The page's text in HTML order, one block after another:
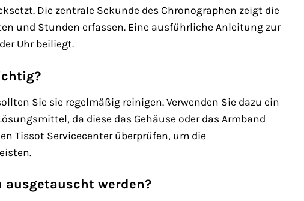
Die zentrale Sekunde des Chronographen zeigt die
und Stunden erfassen. Eine ausführliche Anleitung zur
Uhr beiliegt.
Sie sie regelmäßig reinigen. Verwenden Sie dazu ein
da diese das Gehäuse oder das Armband
Tissot Servicecenter überprüfen, um die
ausgetauscht werden?